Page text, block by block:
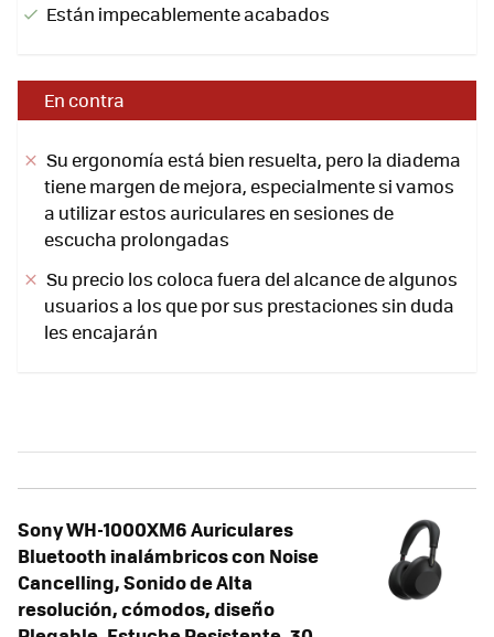
Están impecablemente acabados
En contra
Su ergonomía está bien resuelta, pero la diadema
tiene margen de mejora, especialmente si vamos
a utilizar estos auriculares en sesiones de
escucha prolongadas
Su precio los coloca fuera del alcance de algunos
usuarios a los que por sus prestaciones sin duda
les encajarán
Sony WH-1000XM6 Auriculares
Bluetooth inalámbricos con Noise
Cancelling, Sonido de Alta
resolución, cómodos, diseño